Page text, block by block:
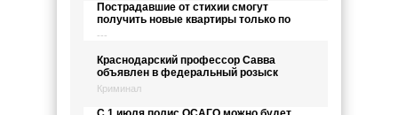
Пострадавшие от стихии смогут
получить новые квартиры только по
---
Краснодарский профессор Савва
объявлен в федеральный розыск
Криминал